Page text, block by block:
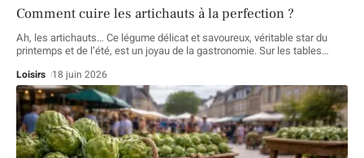
Comment cuire les artichauts à la perfection ?
Ah, les artichauts… Ce légume délicat et savoureux, véritable star du
printemps et de l’été, est un joyau de la gastronomie. Sur les tables…
Loisirs 18 juin 2026